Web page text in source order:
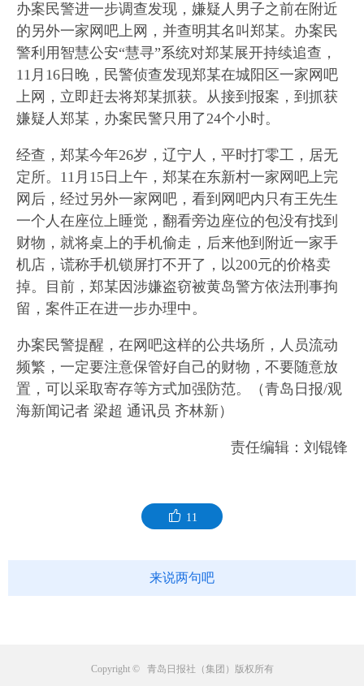
办案民警进一步调查发现，嫌疑人男子之前在附近
的另外一家网吧上网，并查明其名叫郑某。办案民
警利用智慧公安“慧寻”系统对郑某展开持续追查，
11月16日晚，民警侦查发现郑某在城阳区一家网吧
上网，立即赶去将郑某抓获。从接到报案，到抓获
嫌疑人郑某，办案民警只用了24个小时。
经查，郑某今年26岁，辽宁人，平时打零工，居无
定所。11月15日上午，郑某在东新村一家网吧上完
网后，经过另外一家网吧，看到网吧内只有王先生
一个人在座位上睡觉，翻看旁边座位的包没有找到
财物，就将桌上的手机偷走，后来他到附近一家手
机店，谎称手机锁屏打不开了，以200元的价格卖
掉。目前，郑某因涉嫌盗窃被黄岛警方依法刑事拘
留，案件正在进一步办理中。
办案民警提醒，在网吧这样的公共场所，人员流动
频繁，一定要注意保管好自己的财物，不要随意放
置，可以采取寄存等方式加强防范。（青岛日报/观
海新闻记者 梁超 通讯员 齐林新）
责任编辑：刘锟锋
11
来说两句吧
Copyright © 青岛日报社（集团）版权所有